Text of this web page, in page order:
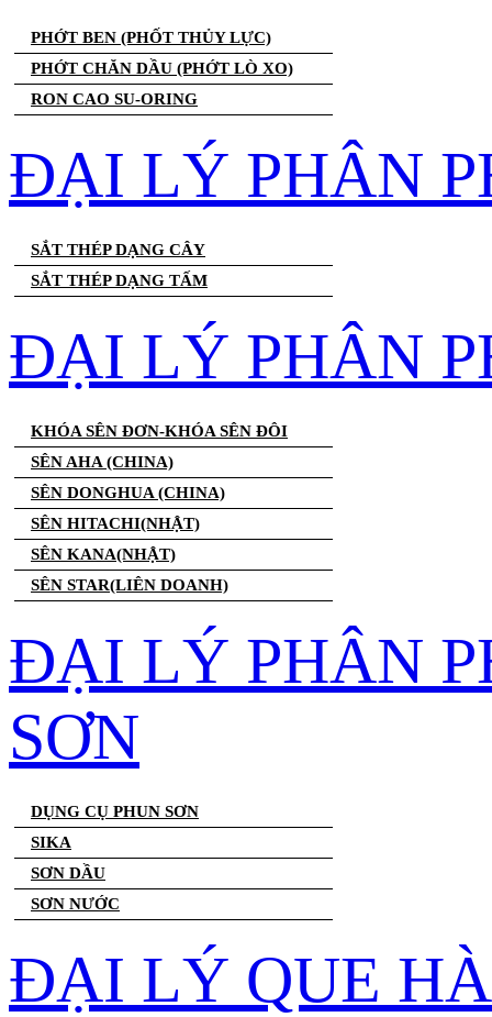
PHỚT BEN (PHỐT THỦY LỰC)
PHỚT CHĂN DẦU (PHỚT LÒ XO)
RON CAO SU-ORING
ĐẠI LÝ PHÂN
SẮT THÉP DẠNG CÂY
SẮT THÉP DẠNG TẤM
ĐẠI LÝ PHÂN
KHÓA SÊN ĐƠN-KHÓA SÊN ĐÔI
SÊN AHA (CHINA)
SÊN DONGHUA (CHINA)
SÊN HITACHI(NHẬT)
SÊN KANA(NHẬT)
SÊN STAR(LIÊN DOANH)
ĐẠI LÝ PHÂN
SƠN
DỤNG CỤ PHUN SƠN
SIKA
SƠN DẦU
SƠN NƯỚC
ĐẠI LÝ QUE